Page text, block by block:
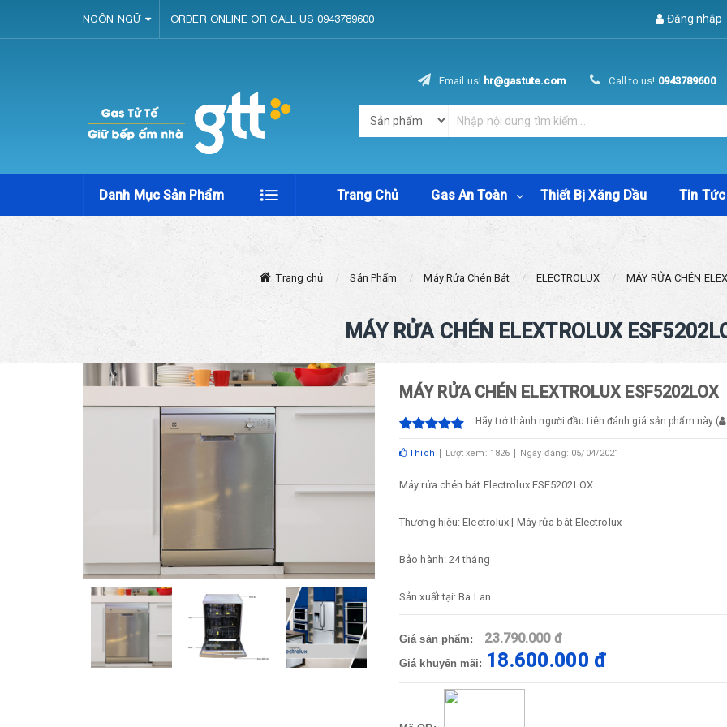
NGÔN NGỮ ORDER ONLINE OR CALL US 0943789600 Đăng nhập
Email us! hr@gastute.com Call to us! 0943789600
Danh Mục Sản Phẩm Trang Chủ Gas An Toàn Thiết Bị Xăng Dầu Tin Tức
Trang chủ Sản Phẩm Máy Rửa Chén Bát ELECTROLUX MÁY RỬA CHÉN
MÁY RỬA CHÉN ELEXTROLUX
MÁY RỬA CHÉN ELEXTROLUX ESF5202LOX
Hãy trở thành người đầu tiên đánh giá sản phẩm này (
Thích Lượt xem: 1826 Ngày đăng: 05/04/2021
Máy rửa chén bát Electrolux ESF5202LOX
Thương hiệu: Electrolux | Máy rửa bát Electrolux
Bảo hành: 24 tháng
Sản xuất tại: Ba Lan
Giá sản phẩm: 23.790.000 đ
Giá khuyến mãi: 18.600.000 đ